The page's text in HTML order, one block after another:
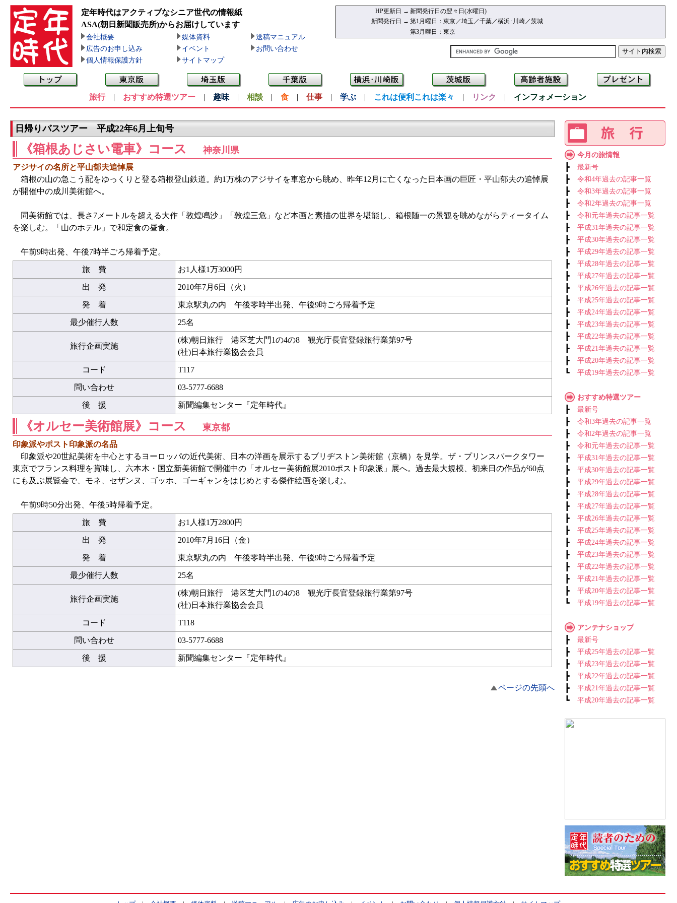
定年時代はアクティブなシニア世代の情報紙
ASA(朝日新聞販売所)からお届けしています
会社概要 媒体資料
送稿マニュアル
広告のお申し込み
イベント
お問い合わせ
個人情報保護方針
サイトマップ
HP更新日 → 新聞発行日の翌々日(水曜日)
新聞発行日 → 第1月曜日：東京／埼玉／千葉／横浜･川崎／茨城
第3月曜日：東京
旅行| おすすめ特選ツアー | 趣味 | 相談 | 食 | 仕事 | 学ぶ | これは便利これは楽々 | リンク | インフォメーション
日帰りバスツアー 平成22年6月上旬号
《箱根あじさい電車》コース 神奈川県
アジサイの名所と平山郁夫追悼展
箱根の山の急こう配をゆっくりと登る箱根登山鉄道。約1万株のアジサイを車窓から眺め、昨年12月に亡くなった日本画の巨匠・平山郁夫の追悼展
が開催中の成川美術館へ。
同美術館では、長さ7メートルを超える大作「敦煌鳴沙」「敦煌三危」など本画と素描の世界を堪能し、箱根随一の景観を眺めながらティータイム
を楽しむ。「山のホテル」で和定食の昼食。
午前9時出発、午後7時半ごろ帰着予定。
旅 費 お1人様1万3000円
出 発 2010年7月6日（火）
発 着 東京駅丸の内 午後零時半出発、午後9時ごろ帰着予定
最少催行人数 25名
旅行企画実施
(株)朝日旅行 港区芝大門1の4の8 観光庁長官登録旅行業第97号
(社)日本旅行業協会会員
コード T117
問い合わせ 03-5777-6688
後 援 新聞編集センター『定年時代』
《オルセー美術館展》コース 東京都
印象派やポスト印象派の名品
印象派や20世紀美術を中心とするヨーロッパの近代美術、日本の洋画を展示するブリヂストン美術館（京橋）を見学。ザ・プリンスパークタワー
東京でフランス料理を賞味し、六本木・国立新美術館で開催中の「オルセー美術館展2010ポスト印象派」展へ。過去最大規模、初来日の作品が60点
にも及ぶ展覧会で、モネ、セザンヌ、ゴッホ、ゴーギャンをはじめとする傑作絵画を楽しむ。
午前9時50分出発、午後5時帰着予定。
旅 費 お1人様1万2800円
出 発 2010年7月16日（金）
発 着 東京駅丸の内 午後零時半出発、午後9時ごろ帰着予定
最少催行人数 25名
旅行企画実施
(株)朝日旅行 港区芝大門1の4の8 観光庁長官登録旅行業第97号
(社)日本旅行業協会会員
コード T118
問い合わせ 03-5777-6688
後 援 新聞編集センター『定年時代』
ページの先頭へ
今月の旅情報
┣ 最新号
┣ 令和4年過去の記事一覧
┣ 令和3年過去の記事一覧
┣ 令和2年過去の記事一覧
┣ 令和元年過去の記事一覧
┣ 平成31年過去の記事一覧
┣ 平成30年過去の記事一覧
┣ 平成29年過去の記事一覧
┣ 平成28年過去の記事一覧
┣ 平成27年過去の記事一覧
┣ 平成26年過去の記事一覧
┣ 平成25年過去の記事一覧
┣ 平成24年過去の記事一覧
┣ 平成23年過去の記事一覧
┣ 平成22年過去の記事一覧
┣ 平成21年過去の記事一覧
┣ 平成20年過去の記事一覧
┗ 平成19年過去の記事一覧
おすすめ特選ツアー
┣ 最新号
┣ 令和3年過去の記事一覧
┣ 令和2年過去の記事一覧
┣ 令和元年過去の記事一覧
┣ 平成31年過去の記事一覧
┣ 平成30年過去の記事一覧
┣ 平成29年過去の記事一覧
┣ 平成28年過去の記事一覧
┣ 平成27年過去の記事一覧
┣ 平成26年過去の記事一覧
┣ 平成25年過去の記事一覧
┣ 平成24年過去の記事一覧
┣ 平成23年過去の記事一覧
┣ 平成22年過去の記事一覧
┣ 平成21年過去の記事一覧
┣ 平成20年過去の記事一覧
┗ 平成19年過去の記事一覧
アンテナショップ
┣ 最新号
┣ 平成25年過去の記事一覧
┣ 平成23年過去の記事一覧
┣ 平成22年過去の記事一覧
┣ 平成21年過去の記事一覧
┗ 平成20年過去の記事一覧